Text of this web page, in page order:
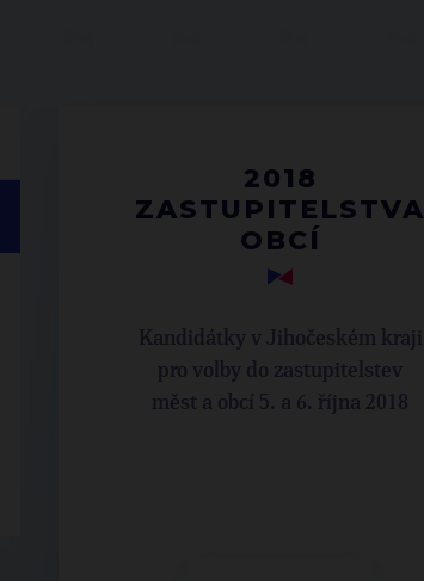
2018
ZASTUPITELSTVA
OBCÍ
Kandidátky v Jihočeském kraji
pro volby do zastupitelstev
měst a obcí 5. a 6. října 2018